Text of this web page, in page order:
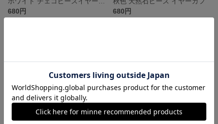
680円
680円